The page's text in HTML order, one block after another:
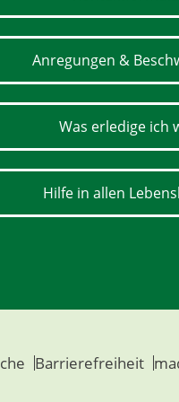
Anregungen &
Was erledige ich
Hilfe in allen
Barrierefreiheit